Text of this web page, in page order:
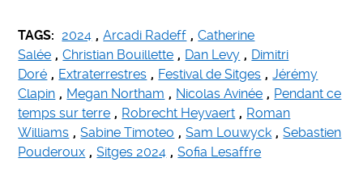
TAGS: 2024 , Arcadi Radeff , Catherine
Salée , Christian Bouillette , Dan Levy , Dimitri
Doré , Extraterrestres , Festival de Sitges , Jérémy
Clapin , Megan Northam , Nicolas Avinée , Pendant ce
temps sur terre , Robrecht Heyvaert , Roman
Williams , Sabine Timoteo , Sam Louwyck , Sebastien
Pouderoux , Sitges 2024 , Sofia Lesaffre